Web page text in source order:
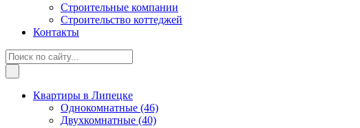
Строительные компании
Строительство коттеджей
Контакты
Квартиры в Липецке
Однокомнатные (46)
Двухкомнатные (40)